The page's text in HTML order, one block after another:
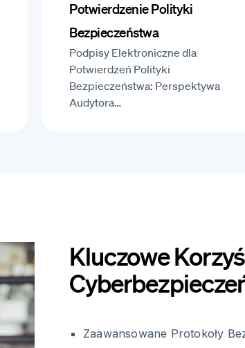
Potwierdzenie Polityki
Bezpieczeństwa
Podpisy Elektroniczne dla
Potwierdzeń Polityki
Bezpieczeństwa: Perspektywa
Audytora…
Kluczowe
Zaawansowane Protokoły